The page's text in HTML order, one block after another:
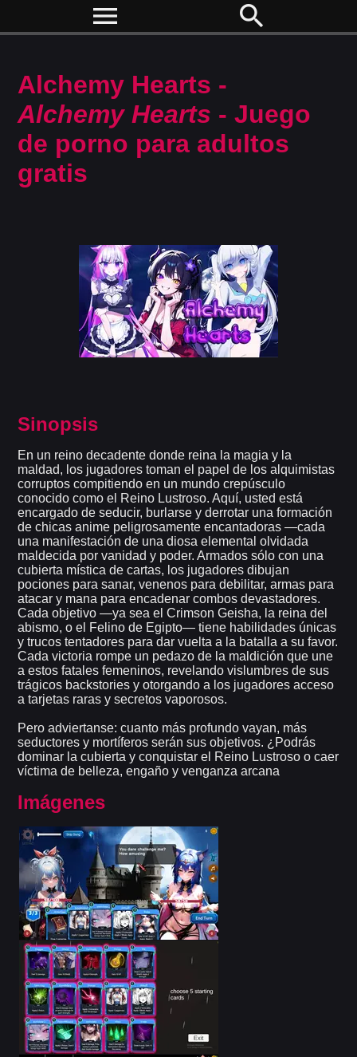
menu search
Alchemy Hearts -
Alchemy Hearts - Juego
de porno para adultos
gratis
Sinopsis
En un reino decadente donde reina la magia y la
maldad, los jugadores toman el papel de los alquimistas
corruptos compitiendo en un mundo crepúsculo
conocido como el Reino Lustroso. Aquí, usted está
encargado de seducir, burlarse y derrotar una formación
de chicas anime peligrosamente encantadoras —cada
una manifestación de una diosa elemental olvidada
maldecida por vanidad y poder. Armados sólo con una
cubierta mística de cartas, los jugadores dibujan
pociones para sanar, venenos para debilitar, armas para
atacar y mana para encadenar combos devastadores.
Cada objetivo —ya sea el Crimson Geisha, la reina del
abismo, o el Felino de Egipto— tiene habilidades únicas
y trucos tentadores para dar vuelta a la batalla a su favor.
Cada victoria rompe un pedazo de la maldición que une
a estos fatales femeninos, revelando vislumbres de sus
trágicos backstories y otorgando a los jugadores acceso
a tarjetas raras y secretos vaporosos.
Pero adviertanse: cuanto más profundo vayan, más
seductores y mortíferos serán sus objetivos. ¿Podrás
dominar la cubierta y conquistar el Reino Lustroso o caer
víctima de belleza, engaño y venganza arcana
Imágenes